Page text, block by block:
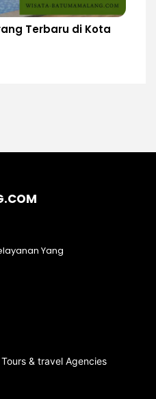
Terbaru di Kota
Yang
& travel Agencies